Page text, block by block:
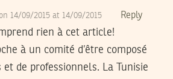
on 14/09/2015 at 14/09/2015 Reply
rien à cet article!
à un comité d’être composé
et de professionnels. La Tunisie